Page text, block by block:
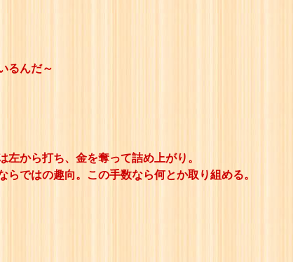
るんだ～
から打ち、金を奪って詰め上がり。
ではの趣向。この手数なら何とか取り組める。